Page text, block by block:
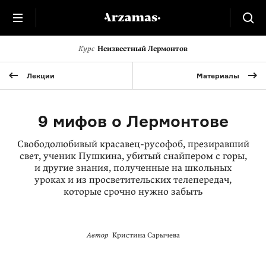
Курс Неизвестный Лермонтов
Лекции Материалы
9 мифов о Лермонтове
Свободолюбивый красавец-русофоб, презиравший
свет, ученик Пушкина, убитый снайпером с горы,
и другие знания, полученные на школьных
уроках и из просветительских телепередач,
которые срочно нужно забыть
Автор Кристина Сарычева